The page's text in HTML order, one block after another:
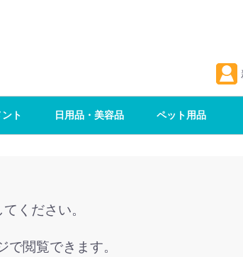
ト 日用品・美容品 ペット用品
ください。
で閲覧できます。